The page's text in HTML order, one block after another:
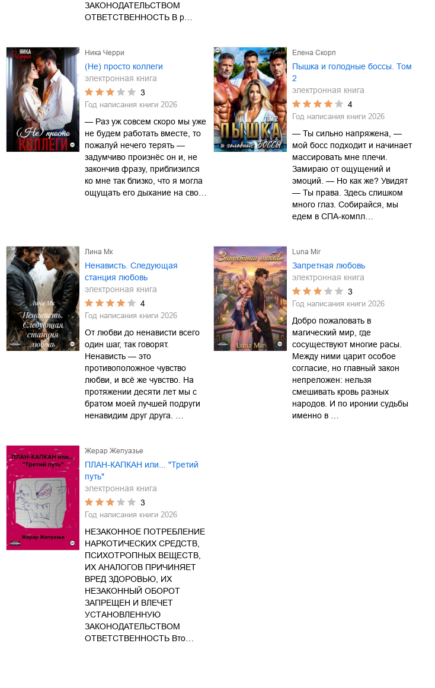
ЗАКОНОДАТЕЛЬСТВОМ
ОТВЕТСТВЕННОСТЬ В р…
Ника Черри
(Не) просто коллеги
электронная книга
3
Год написания книги 2026
— Раз уж совсем скоро мы уже
не будем работать вместе, то
пожалуй нечего терять —
задумчиво произнёс он и, не
закончив фразу, приблизился
ко мне так близко, что я могла
ощущать его дыхание на сво…
Елена Скорп
Пышка и голодные боссы. Том
2
электронная книга
4
Год написания книги 2026
— Ты сильно напряжена, —
мой босс подходит и начинает
массировать мне плечи.
Замираю от ощущений и
эмоций. — Но как же? Увидят
— Ты права. Здесь слишком
много глаз. Собирайся, мы
едем в СПА-компл…
Лина Мк
Ненависть. Следующая
станция любовь
электронная книга
4
Год написания книги 2026
От любви до ненависти всего
один шаг, так говорят.
Ненависть — это
противоположное чувство
любви, и всё же чувство. На
протяжении десяти лет мы с
братом моей лучшей подруги
ненавидим друг друга. …
Luna Mir
Запретная любовь
электронная книга
3
Год написания книги 2026
Добро пожаловать в
магический мир, где
сосуществуют многие расы.
Между ними царит особое
согласие, но главный закон
непреложен: нельзя
смешивать кровь разных
народов. И по иронии судьбы
именно в …
Жерар Жепуазье
ПЛАН-КАПКАН или... "Третий
путь"
электронная книга
3
Год написания книги 2026
НЕЗАКОННОЕ ПОТРЕБЛЕНИЕ
НАРКОТИЧЕСКИХ СРЕДСТВ,
ПСИХОТРОПНЫХ ВЕЩЕСТВ,
ИХ АНАЛОГОВ ПРИЧИНЯЕТ
ВРЕД ЗДОРОВЬЮ, ИХ
НЕЗАКОННЫЙ ОБОРОТ
ЗАПРЕЩЕН И ВЛЕЧЕТ
УСТАНОВЛЕННУЮ
ЗАКОНОДАТЕЛЬСТВОМ
ОТВЕТСТВЕННОСТЬ Вто…